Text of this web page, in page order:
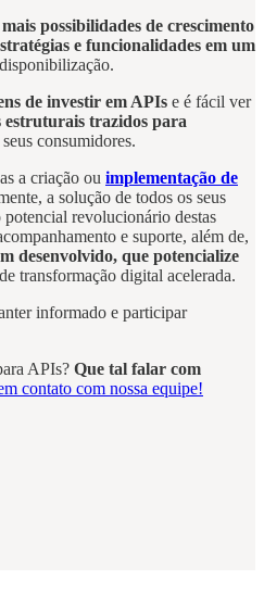
mais possibilidades de crescimento
e funcionalidades em um
de investir em APIs e é fácil ver
estruturais trazidos para
consumidores.
a criação ou implementação de
a solução de todos os seus
revolucionário destas
e suporte, além de,
desenvolvido, que potencialize
transformação digital acelerada.
informado e participar
APIs? Que tal falar com
contato com nossa equipe!